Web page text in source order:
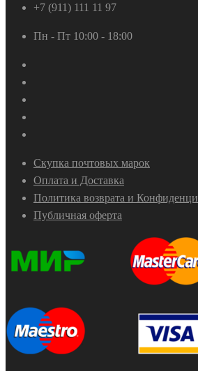
+7 (911) 111 11 97
Пн - Пт 10:00 - 18:00
Скупка почтовых марок
Оплата и Доставка
Политика возврата и
Публичная оферта